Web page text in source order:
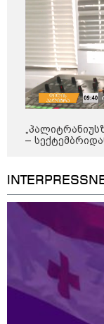
11:40 / 07-08-2026
ბრენდების
სხვა
–